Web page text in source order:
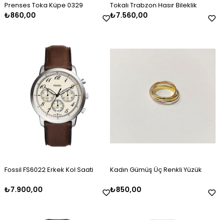
Erkek Gümüş Oksitli Kazaziye
₺2.120,00
Erkek Gümüş Kazaziye Tesbih
Kadın Gümüş Mineli Set Takımı
₺9.100,00
Kadın Gümüş Mineli Kolye
Kadın Gümüş Baget Taşlı Zirkon
Kelepçe
₺4.100,00
Kadın Gümüş Gold Taşlı Markiz
Prenses Toka Küpe 0329
₺860,00
Tokalı Trabzon Hasır Bileklik
₺7.560,00
Fossil FS6022 Erkek Kol Saati
₺7.900,00
Kadın Gümüş Üç Renkli Yüzük
₺850,00